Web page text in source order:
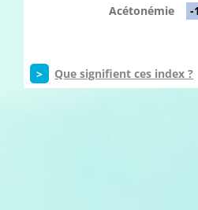
Acétonémie
-
> Que signifient ces index ?